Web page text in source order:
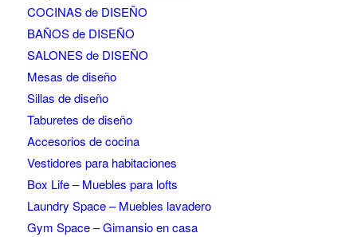
COCINAS de DISEÑO
BAÑOS de DISEÑO
SALONES de DISEÑO
Mesas de diseño
Sillas de diseño
Taburetes de diseño
Accesorios de cocina
Vestidores para habitaciones
Box Life – Muebles para lofts
Laundry Space – Muebles lavadero
Gym Space – Gimansio en casa